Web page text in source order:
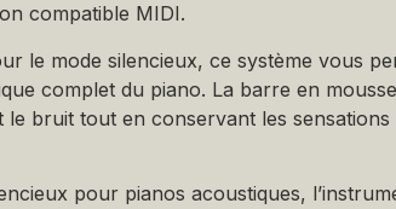
compatible MIDI.
le mode silencieux, ce système vous
complet du piano. La barre en
bruit tout en conservant les sensations
pour pianos acoustiques,